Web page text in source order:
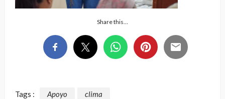
Share this…
Tags : Apoyo clima